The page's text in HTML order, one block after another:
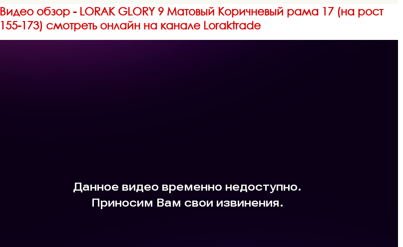
Видео обзор - LORAK GLORY 9 Матовый Коричневый рама 17 (на рост
155-173) смотреть онлайн на канале Loraktrade